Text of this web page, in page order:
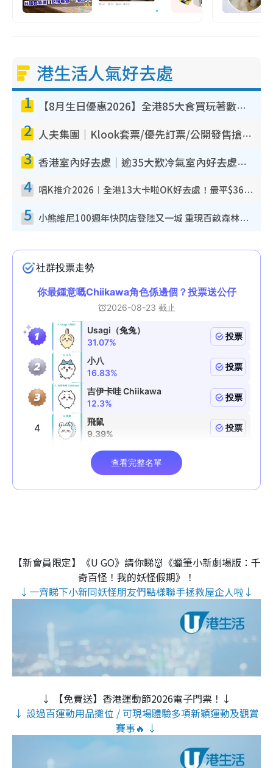
港生活人氣好去處
1 【8月生日優惠2026】全港85大食買玩著數攻略 自助餐/火鍋放題同行免費＋誠品/DONKI送現金券
2 人夫集團｜Klook套票/優先訂票/公開發售搶飛攻略！附票價.購票連結.場地座位表
3 香港室內好去處｜逾35大歎冷氣室內好去處推介 室內活動免費避雨無懼落雨
4 唱K推介2026︱全港13大卡啦OK好去處！最平$36起 日文K都有！(附地址+收費詳情)
5 小熊維尼100週年快閃店登陸又一城 重現百畝森林經典場景／獨家限定盲盒登場／專屬DIY香水
【新會員限定】《U GO》請你睇👹《蠟筆小新劇場版：千
奇百怪！我的妖怪假期》！
↓一齊睇下小新同妖怪朋友們點樣聯手拯救屋企人啦↓
↓ 【免費送】香港運動節2026電子門票！↓
↓ 設過百運動用品攤位 / 可現場體驗多項新穎運動及觀賞
賽事🔥 ↓